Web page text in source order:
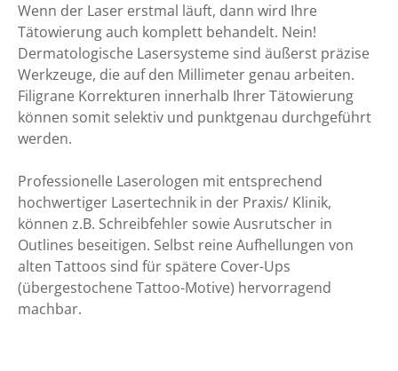
Wenn der Laser erstmal läuft, dann wird Ihre
Tätowierung auch komplett behandelt. Nein!
Dermatologische Lasersysteme sind äußerst präzise
Werkzeuge, die auf den Millimeter genau arbeiten.
Filigrane Korrekturen innerhalb Ihrer Tätowierung
können somit selektiv und punktgenau durchgeführt
werden.
Professionelle Laserologen mit entsprechend
hochwertiger Lasertechnik in der Praxis/ Klinik,
können z.B. Schreibfehler sowie Ausrutscher in
Outlines beseitigen. Selbst reine Aufhellungen von
alten Tattoos sind für spätere Cover-Ups
(übergestochene Tattoo-Motive) hervorragend
machbar.